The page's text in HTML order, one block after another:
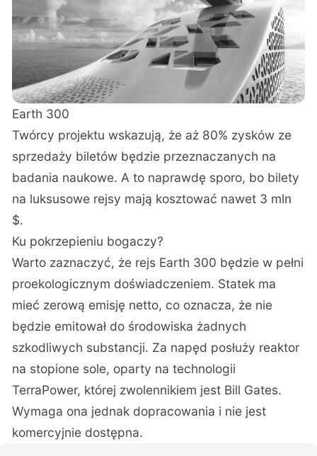
Earth 300
Twórcy projektu wskazują, że aż 80% zysków ze
sprzedaży biletów będzie przeznaczanych na
badania naukowe. A to naprawdę sporo, bo bilety
na luksusowe rejsy mają kosztować nawet 3 mln
$.
Ku pokrzepieniu bogaczy?
Warto zaznaczyć, że rejs Earth 300 będzie w pełni
proekologicznym doświadczeniem. Statek ma
mieć zerową emisję netto, co oznacza, że nie
będzie emitował do środowiska żadnych
szkodliwych substancji. Za napęd posłuży reaktor
na stopione sole, oparty na technologii
TerraPower, której zwolennikiem jest Bill Gates.
Wymaga ona jednak dopracowania i nie jest
komercyjnie dostępna.